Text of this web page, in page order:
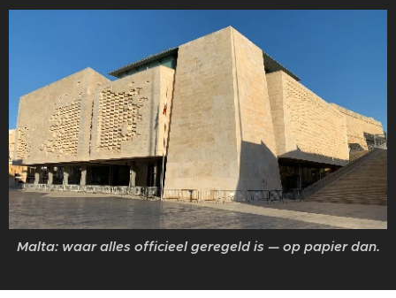
Malta: waar alles officieel geregeld is — op papier dan.